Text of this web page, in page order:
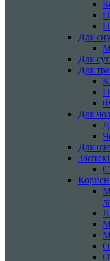
Для
Для
Для
Для
Для